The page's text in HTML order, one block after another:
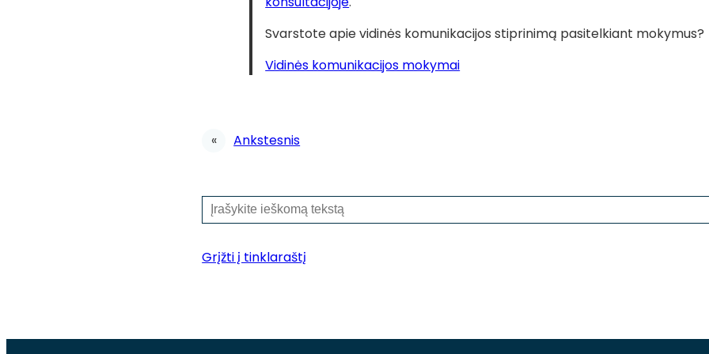
Svarstote apie vidinės komunikacijos stiprinimą pasitelkiant mokymus?
Vidinės komunikacijos mokymai
« Ankstesnis
a
e
Grįžti į tinklaraštį